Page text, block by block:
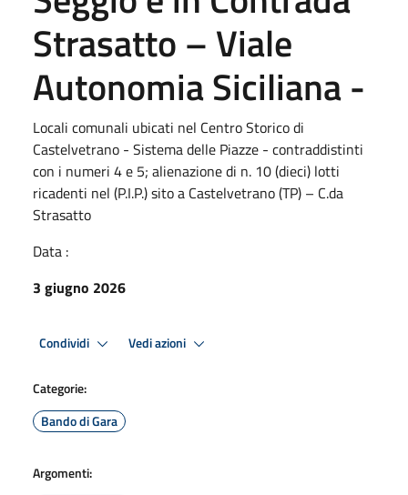
Strasatto – Viale
Autonomia Siciliana -
Locali comunali ubicati nel Centro Storico di
Castelvetrano - Sistema delle Piazze - contraddistinti
con i numeri 4 e 5; alienazione di n. 10 (dieci) lotti
ricadenti nel (P.I.P.) sito a Castelvetrano (TP) – C.da
Strasatto
Data :
3 giugno 2026
Condividi Vedi azioni
Categorie:
Bando di Gara
Argomenti: